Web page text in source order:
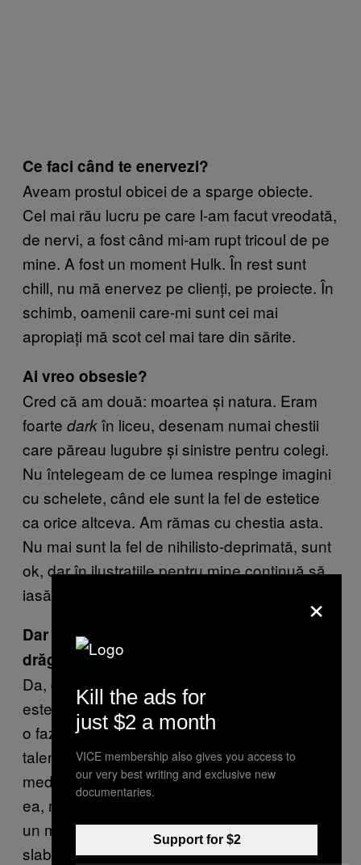
Ce faci când te enervezi?
Aveam prostul obicei de a sparge obiecte.
Cel mai rău lucru pe care l-am facut vreodată,
de nervi, a fost când mi-am rupt tricoul de pe
mine. A fost un moment Hulk. În rest sunt
chill, nu mă enervez pe clienți, pe proiecte. În
schimb, oamenii care-mi sunt cei mai
apropiați mă scot cel mai tare din sărite.
Ai vreo obsesie?
Cred că am două: moartea și natura. Eram
foarte darkîn liceu, desenam numai chestii
care păreau lugubre și sinistre pentru colegi.
Nu întelegeam de ce lumea respinge imagini
cu schelete, când ele sunt la fel de estetice
ca orice altceva. Am rămas cu chestia asta.
Nu mai sunt la fel de nihilisto-deprimată, sunt
ok, dar în ilustrațiile pentru mine continuă să
iasă detalii care pentru unii par morbide.
Dar multe dintre chestiile tale chiar sunt
drăguţe.
Da, dar există și unele dark, cu teme din
estetica urâtului. Ce m-a băgat în filmul ăsta e
o fază de când eram mai mică. Mama e și ea
talentată la desen, dar a trebuit să devină
medic, iar ca să nu fiu în aceeași poziție ca
ea, m-a lăsat să urmez ce drum am vrut. La
un moment dat am desenat doi cai, unul era
slab de i se vedeau coastele, cu două fire de
×
Kill the ads for
just $2 a month
VICE membership also gives you access to
our very best writing and exclusive new
documentaries.
Support for $2